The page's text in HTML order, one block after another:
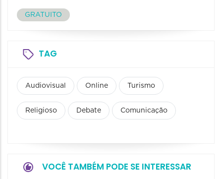
GRATUITO
TAG
Audiovisual Online Turismo
Religioso Debate Comunicação
VOCÊ TAMBÉM PODE SE INTERESSAR